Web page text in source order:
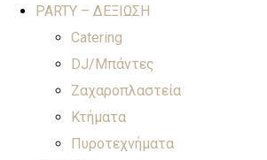
PARTY – ΔΕΞΙΩΣΗ
Catering
DJ/Μπάντες
Ζαχαροπλαστεία
Κτήματα
Πυροτεχνήματα